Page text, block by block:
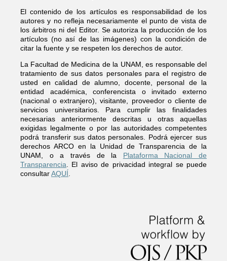
El contenido de los artículos es responsabilidad de los
autores y no refleja necesariamente el punto de vista de
los árbitros ni del Editor. Se autoriza la producción de los
artículos (no así de las imágenes) con la condición de
citar la fuente y se respeten los derechos de autor.
La Facultad de Medicina de la UNAM, es responsable del
tratamiento de sus datos personales para el registro de
usted en calidad de alumno, docente, personal de la
entidad académica, conferencista o invitado externo
(nacional o extranjero), visitante, proveedor o cliente de
servicios universitarios. Para cumplir las finalidades
necesarias anteriormente descritas u otras aquellas
exigidas legalmente o por las autoridades competentes
podrá transferir sus datos personales. Podrá ejercer sus
derechos ARCO en la Unidad de Transparencia de la
UNAM, o a través de la Plataforma Nacional de
Transparencia . El aviso de privacidad integral se puede
consultarAQUÍ